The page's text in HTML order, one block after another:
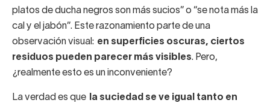
platos de ducha negros son más sucios” o “se nota más la
cal y el jabón”. Este razonamiento parte de una
observación visual: en superficies oscuras, ciertos
residuos pueden parecer más visibles. Pero,
¿realmente esto es un inconveniente?
La verdad es que
la suciedad se ve igual tanto en